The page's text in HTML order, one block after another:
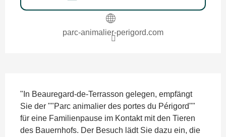
parc-animalier-perigord.com
"In Beauregard-de-Terrasson gelegen, empfängt
Sie der ""Parc animalier des portes du Périgord""
für eine Familienpause im Kontakt mit den Tieren
des Bauernhofs. Der Besuch lädt Sie dazu ein, die